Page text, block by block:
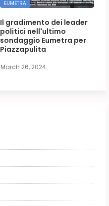
EUMETRA
Il gradimento dei leader
politici nell'ultimo
sondaggio Eumetra per
Piazzapulita
March 26, 2024